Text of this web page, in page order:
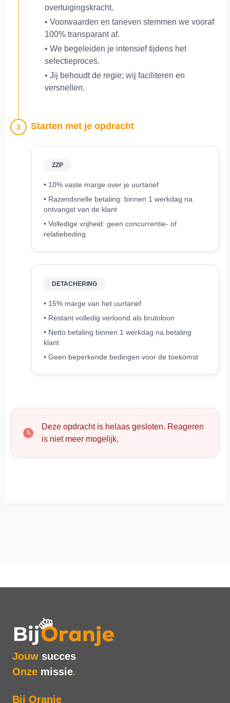
overtuigingskracht.
• Voorwaarden en tarieven stemmen we vooraf
100% transparant af.
• We begeleiden je intensief tijdens het
selectieproces.
• Jij behoudt de regie; wij faciliteren en
versnellen.
3 Starten met je opdracht
ZZP
• 10% vaste marge over je uurtarief
• Razendsnelle betaling: binnen 1 werkdag na
ontvangst van de klant
• Volledige vrijheid: geen concurrentie- of
relatiebeding
DETACHERING
• 15% marge van het uurtarief
• Restant volledig verloond als brutoloon
• Netto betaling binnen 1 werkdag na betaling
klant
• Geen beperkende bedingen voor de toekomst
Deze opdracht is helaas gesloten. Reageren
is niet meer mogelijk.
Jouw succes
Onze missie.
Bij Oranje